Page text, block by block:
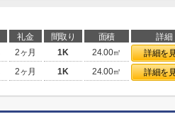
礼金 間取り 面積 詳細
2ヶ月 1K 24.00㎡ 詳細を
2ヶ月 1K 24.00㎡ 詳細を